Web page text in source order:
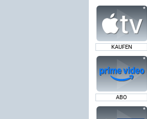
KAUFEN
ABO